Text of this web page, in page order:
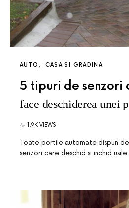
AUTO CASA SI GRADINA
5 tipuri de senzori
face deschiderea unei
1.9K VIEWS
Toate portile automate dispun
senzori care deschid si inchid